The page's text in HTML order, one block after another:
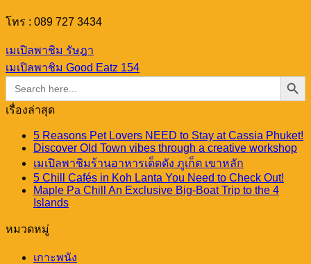
โทร : 089 727 3434
เมเปิลพาชิม รัษฎา
เมเปิลพาชิม Good Eatz 154
Search
for:
Search Button
เรื่องล่าสุด
5 Reasons Pet Lovers NEED to Stay at Cassia Phuket!
Discover Old Town vibes through a creative workshop
เมเปิลพาชิมร้านอาหารเด็ดดัง ภูเก็ต เขาหลัก
5 Chill Cafés in Koh Lanta You Need to Check Out!
Maple Pa Chill An Exclusive Big-Boat Trip to the 4
Islands
หมวดหมู่
เกาะพนัง